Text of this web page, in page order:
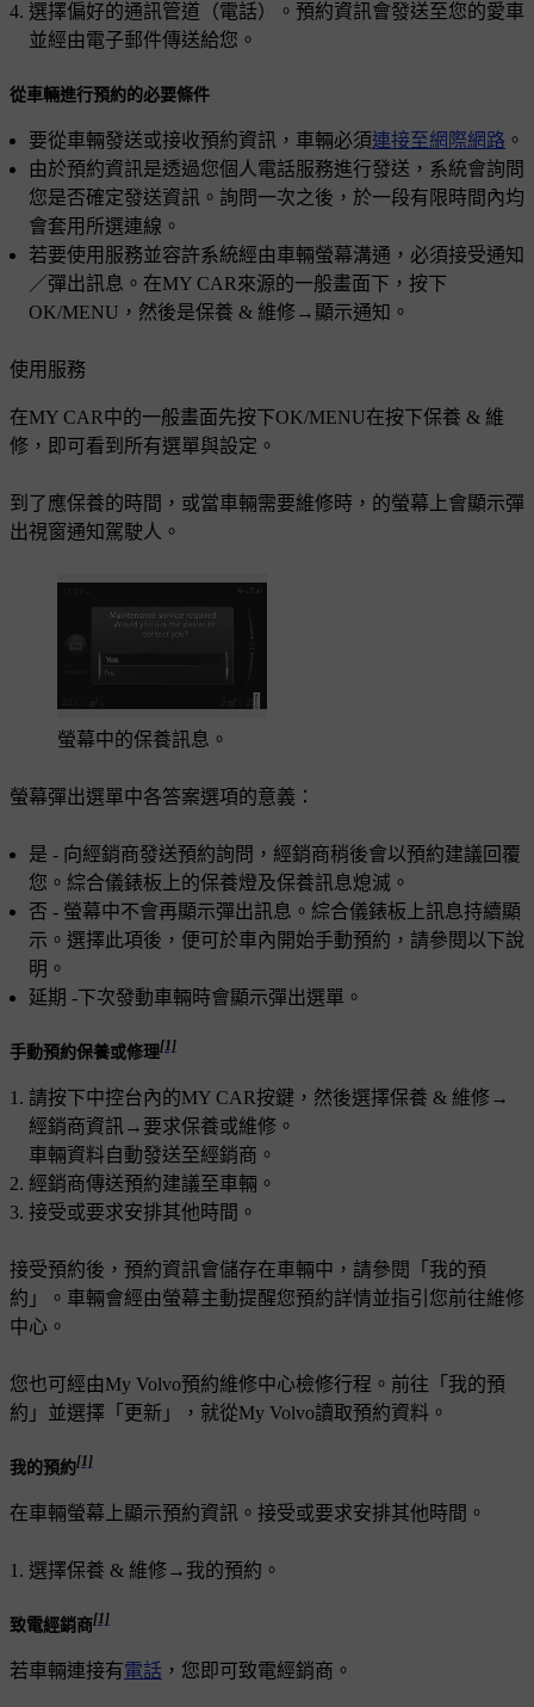
選擇偏好的通訊管道（電話）。預約資訊會發送至您的愛車
並經由電子郵件傳送給您。
從車輛進行預約的必要條件
要從車輛發送或接收預約資訊，車輛必須連接至網際網路 。
由於預約資訊是透過您個人電話服務進行發送，系統會詢問
您是否確定發送資訊。詢問一次之後，於一段有限時間內均
會套用所選連線。
若要使用服務並容許系統經由車輛螢幕溝通，必須接受通知
／彈出訊息。在MY CAR來源的一般畫面下，按下
OK/MENU ，然後是保養 & 維修→ 顯示通知 。
使用服務
在MY CAR中的一般畫面先按下OK/MENU在按下保養 & 維
修 ，即可看到所有選單與設定。
到了應保養的時間，或當車輛需要維修時， 的螢幕上會顯示彈
出視窗通知駕駛人。
螢幕中的保養訊息。
螢幕彈出選單中各答案選項的意義：
是 - 向經銷商發送預約詢問，經銷商稍後會以預約建議回覆
您。綜合儀錶板上的保養燈及保養訊息熄滅。
否 - 螢幕中不會再顯示彈出訊息。綜合儀錶板上訊息持續顯
示。選擇此項後，便可於車內開始手動預約，請參閱以下說
明。
延期 -下次發動車輛時會顯示彈出選單。
手動預約保養或修理[1]
請按下中控台內的MY CAR按鍵，然後選擇保養 & 維修→
經銷商資訊 → 要求保養或維修 。
車輛資料自動發送至經銷商。
經銷商傳送預約建議至車輛。
接受或要求安排其他時間。
接受預約後，預約資訊會儲存在車輛中，請參閱「我的預
約」。車輛會經由螢幕主動提醒您預約詳情並指引您前往維修
中心。
您也可經由My Volvo預約維修中心檢修行程。前往「我的預
約」並選擇「更新」，就從My Volvo讀取預約資料。
我的預約[1]
在車輛螢幕上顯示預約資訊。接受或要求安排其他時間。
選擇保養 & 維修→ 我的預約 。
致電經銷商[1]
若車輛連接有電話 ，您即可致電經銷商。